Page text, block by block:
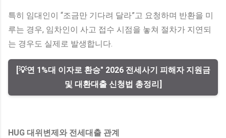
특히 임대인이 “조금만 기다려 달라”고 요청하며 반환을 미
루는 경우, 임차인이 사고 접수 시점을 놓쳐 절차가 지연되
는 경우도 실제로 발생합니다.
[💡연 1%대 이자로 환승" 2026 전세사기 피해자 지원금
및 대환대출 신청법 총정리]
HUG 대위변제와 전세대출 관계